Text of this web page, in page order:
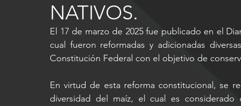
NATIVOS.
El 17 de marzo de 2025 fue publicado en el
cual fueron reformadas y adicionadas
Constitución Federal con el objetivo de
En virtud de esta reforma constitucional, se
diversidad del maíz, el cual es